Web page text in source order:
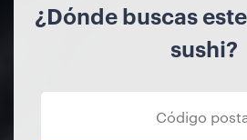
¿Dónde buscas
sushi?